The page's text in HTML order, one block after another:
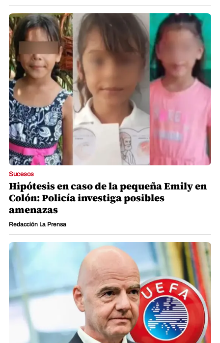
Sucesos
Hipótesis en caso de la pequeña Emily en
Colón: Policía investiga posibles
amenazas
Redacción La Prensa